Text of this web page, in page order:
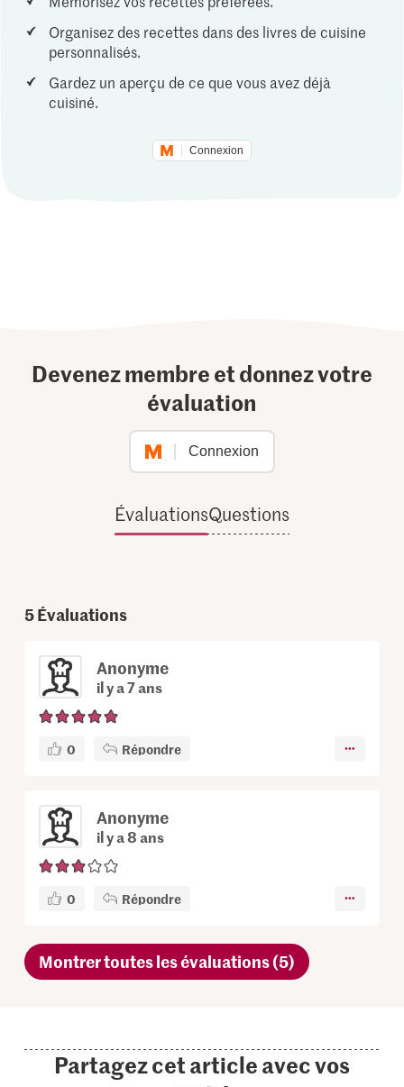
Organisez des recettes dans des livres de cuisine
personnalisés.
Gardez un aperçu de ce que vous avez déjà
cuisiné.
Connexion
Devenez membre et donnez votre
évaluation
Connexion
ÉvaluationsQuestions
5Évaluations
Anonyme
il y a 7 ans
0 Répondre
Anonyme
il y a 8 ans
0 Répondre
Montrer toutes les évaluations (5)
Partagez cet article avec vos